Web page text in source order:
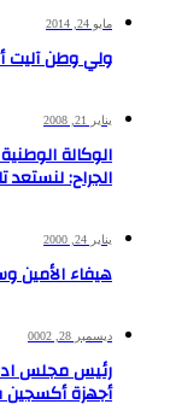
مايو 24, 2014
ولي وطن آليت
يناير 21, 2008
الوكالة
الجراح: لنستعد
يناير 24, 2000
هيفاء الأمين
ديسمبر 28, 0002
رئيس مجلس
أجهزة